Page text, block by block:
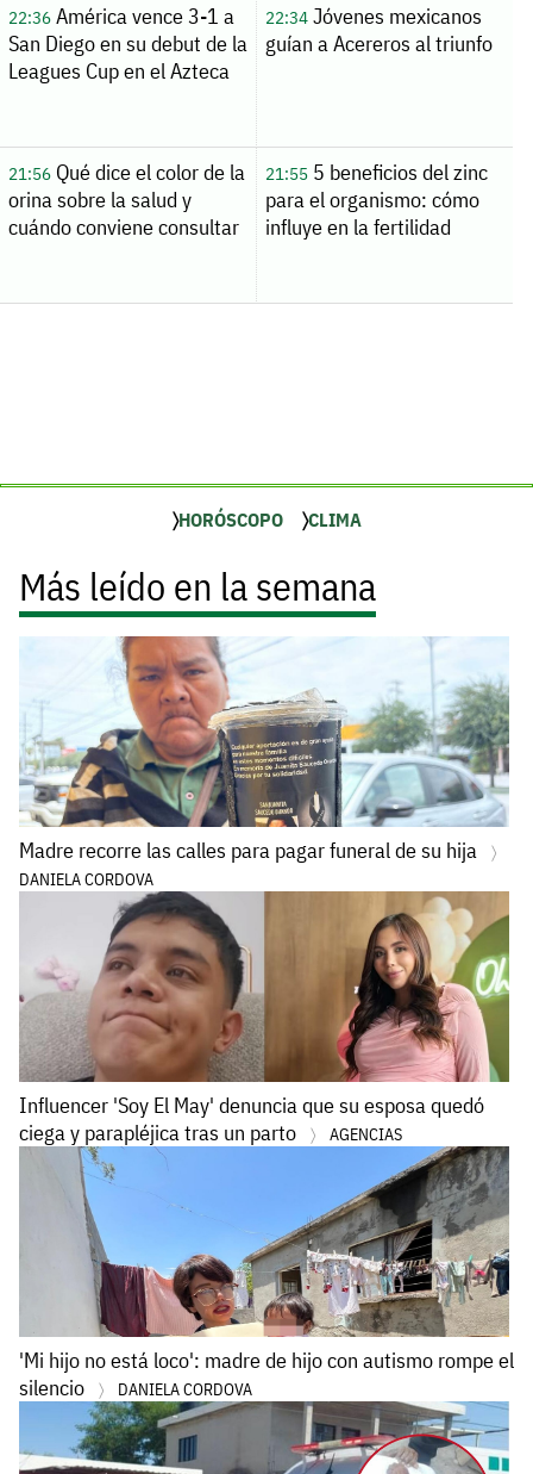
22:36América vence 3-1 a
San Diego en su debut de la
Leagues Cup en el Azteca
22:34Jóvenes mexicanos
guían a Acereros al triunfo
21:56Qué dice el color de la
orina sobre la salud y
cuándo conviene consultar
21:555 beneficios del zinc
para el organismo: cómo
influye en la fertilidad
HORÓSCOPO CLIMA
Más leído en la semana
Madre recorre las calles para pagar funeral de su hija
DANIELA CORDOVA
Influencer 'Soy El May' denuncia que su esposa quedó
ciega y parapléjica tras un parto
AGENCIAS
'Mi hijo no está loco': madre de hijo con autismo rompe el
silencio
DANIELA CORDOVA